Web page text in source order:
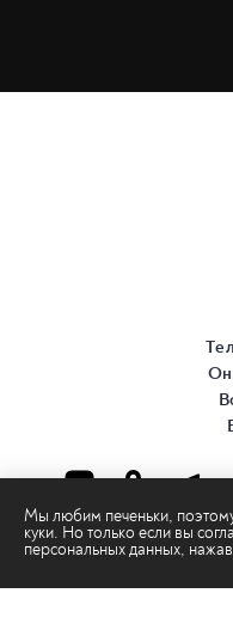
Мы любим печеньки,
куки. Но только если вы
персональных данных,